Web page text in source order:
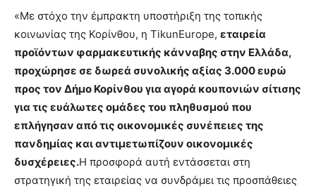
«Με στόχο την έμπρακτη υποστήριξη της τοπικής
κοινωνίας της Κορίνθου, η TikunEurope, εταιρεία
προϊόντων φαρμακευτικής κάνναβης στην Ελλάδα,
προχώρησε σε δωρεά συνολικής αξίας 3.000 ευρώ
προς τον Δήμο Κορίνθου για αγορά κουπονιών σίτισης
για τις ευάλωτες ομάδες του πληθυσμού που
επλήγησαν από τις οικονομικές συνέπειες της
πανδημίας και αντιμετωπίζουν οικονομικές
δυσχέρειες.Η προσφορά αυτή εντάσσεται στη
στρατηγική της εταιρείας να συνδράμει τις προσπάθειες